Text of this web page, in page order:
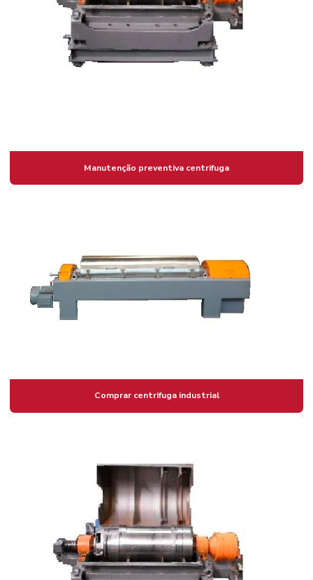
Prensa desaguadora
Prensa desidratadora
Reforma de centrifugas
Manutenção preventiva centrifuga
Comprar centrifuga industrial